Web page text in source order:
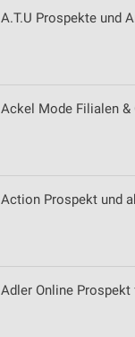
A.T.U Prospekte und
Ackel Mode Filialen &
Action Prospekt und
Adler Online